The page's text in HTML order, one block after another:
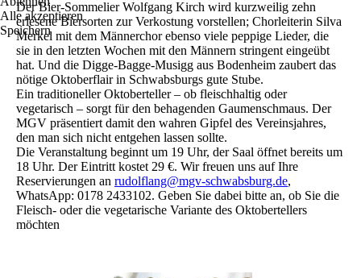
Der Bier-Sommelier Wolfgang Kirch wird kurzweilig zehn
erlesene Biersorten zur Verkostung vorstellen; Chorleiterin Silva
Merkel mit dem Männerchor ebenso viele peppige Lieder, die
sie in den letzten Wochen mit den Männern stringent eingeübt
hat. Und die Digge-Bagge-Musigg aus Bodenheim zaubert das
nötige Oktoberflair in Schwabsburgs gute Stube.
Ein traditioneller Oktoberteller – ob fleischhaltig oder
vegetarisch – sorgt für den behagenden Gaumenschmaus. Der
MGV präsentiert damit den wahren Gipfel des Vereinsjahres,
den man sich nicht entgehen lassen sollte.
Die Veranstaltung beginnt um 19 Uhr, der Saal öffnet bereits um
18 Uhr. Der Eintritt kostet 29 €. Wir freuen uns auf Ihre
Reservierungen an rudolflang@mgv-schwabsburg.de,
WhatsApp: 0178 2433102. Geben Sie dabei bitte an, ob Sie die
Fleisch- oder die vegetarische Variante des Oktobertellers
möchten
Alle akzeptieren
Speichern